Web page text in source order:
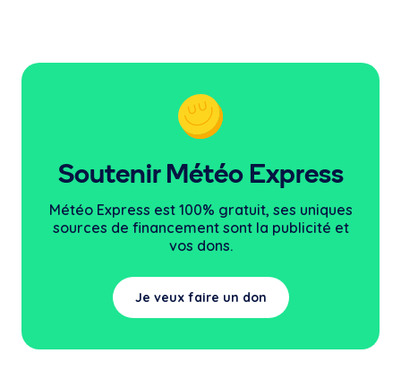
Soutenir Météo Express
Météo Express est 100% gratuit, ses uniques
sources de financement sont la publicité et
vos dons.
Je veux faire un don